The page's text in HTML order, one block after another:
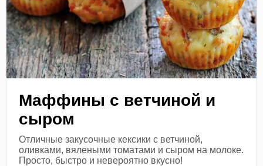
Маффины с ветчиной и
сыром
Отличные закусочные кексики с ветчиной,
оливками, вялеными томатами и сыром на молоке.
Просто, быстро и невероятно вкусно!